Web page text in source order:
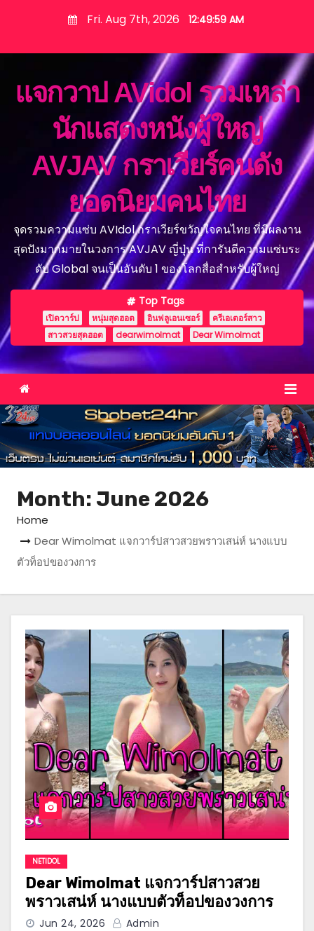
Fri. Aug 7th, 2026 12:50:00 AM
แจกวาป AVidol รวมเหล่า
นักแสดงหนังผู้ใหญ่
AVJAV กราเวียร์คนดัง
ยอดนิยมคนไทย
จุดรวมความแซ่บ AVIdol กราเวียร์ขวัญใจคนไทย ที่มีผลงาน
สุดปังมากมายในวงการ AVJAV ญี่ปุ่น ที่การันตีความแซ่บระ
ดับ Global จนเป็นอันดับ 1 ของโลกสื่อสำหรับผู้ใหญ่
Top Tags
เปิดวาร์ป หนุ่มสุดฮอต อินฟลูเอนเซอร์
ครีเอเตอร์สาว
สาวสวยสุดฮอต
dearwimolmat Dear Wimolmat
Month: June 2026
Home
Dear Wimolmat แจกวาร์ปสาวสวยพราวเสน่ห์ นางแบบ
ตัวท็อปของวงการ
NETIDOL
Dear Wimolmat แจกวาร์ปสาวสวย
พราวเสน่ห์ นางแบบตัวท็อปของวงการ
Jun 24, 2026 Admin